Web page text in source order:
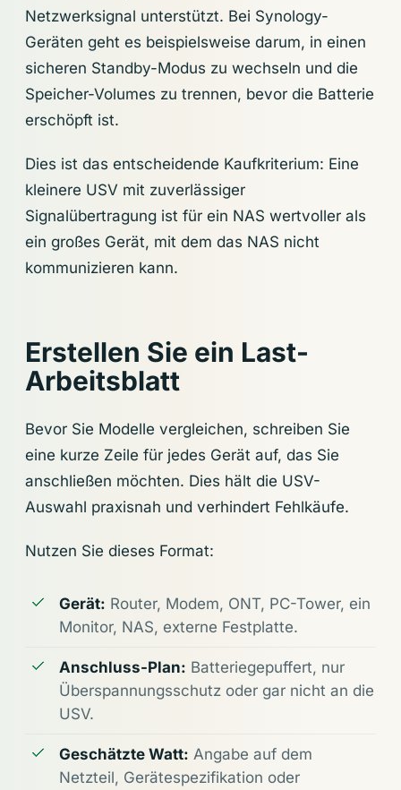
Netzwerksignal unterstützt. Bei Synology-
Geräten geht es beispielsweise darum, in einen
sicheren Standby-Modus zu wechseln und die
Speicher-Volumes zu trennen, bevor die Batterie
erschöpft ist.
Dies ist das entscheidende Kaufkriterium: Eine
kleinere USV mit zuverlässiger
Signalübertragung ist für ein NAS wertvoller als
ein großes Gerät, mit dem das NAS nicht
kommunizieren kann.
Erstellen Sie ein Last-
Arbeitsblatt
Bevor Sie Modelle vergleichen, schreiben Sie
eine kurze Zeile für jedes Gerät auf, das Sie
anschließen möchten. Dies hält die USV-
Auswahl praxisnah und verhindert Fehlkäufe.
Nutzen Sie dieses Format:
Gerät: Router, Modem, ONT, PC-Tower, ein
Monitor, NAS, externe Festplatte.
Anschluss-Plan: Batteriegepuffert, nur
Überspannungsschutz oder gar nicht an die
USV.
Geschätzte Watt: Angabe auf dem
Netzteil, Gerätespezifikation oder